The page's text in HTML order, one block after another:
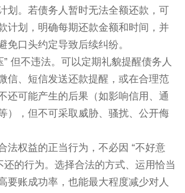
划。若债务人暂时无法全额还款，可
计划，明确每期还款金额和时间，并
免口头约定导致后续纠纷。
” 但不违法。可以定期礼貌提醒债务人
信、短信发送还款提醒，或在合理范
还可能产生的后果（如影响信用、通
），但不可采取威胁、骚扰、公开侮
法权益的正当行为，不必因 “不好意
还的行为。选择合法的方式、运用恰当
要账成功率，也能最大程度减少对人